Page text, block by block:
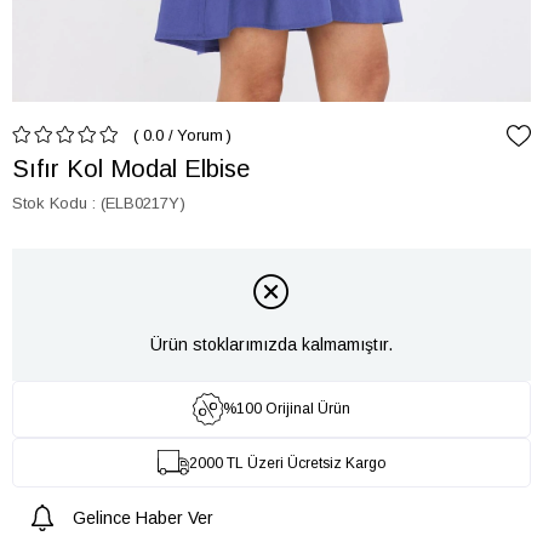
0.0 / Yorum
Sıfır Kol Modal Elbise
Stok Kodu (ELB0217Y)
Ürün stoklarımızda kalmamıştır.
%100 Orijinal Ürün
2000 TL Üzeri Ücretsiz Kargo
Gelince Haber Ver